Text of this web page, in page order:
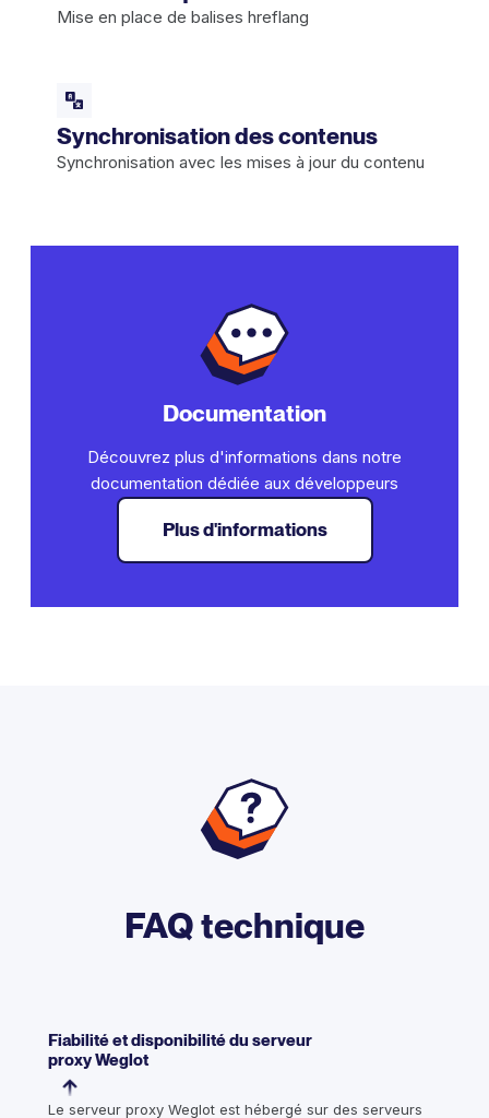
Mise en place de balises hreflang
Synchronisation des contenus
Synchronisation avec les mises à jour du contenu
Documentation
Découvrez plus d'informations dans notre
documentation dédiée aux développeurs
Plus d'informations
FAQ technique
Fiabilité et disponibilité du serveur
proxy Weglot
Le serveur proxy Weglot est hébergé sur des serveurs